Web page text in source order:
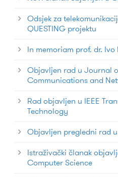
Odsjek za
QUESTING projektu
In memoriam prof. dr. Ivo
Objavljen rad u Journal
Communications and
Rad objavljen u IEEE
Technology
Objavljen pregledni rad
Istraživački članak
Computer Science